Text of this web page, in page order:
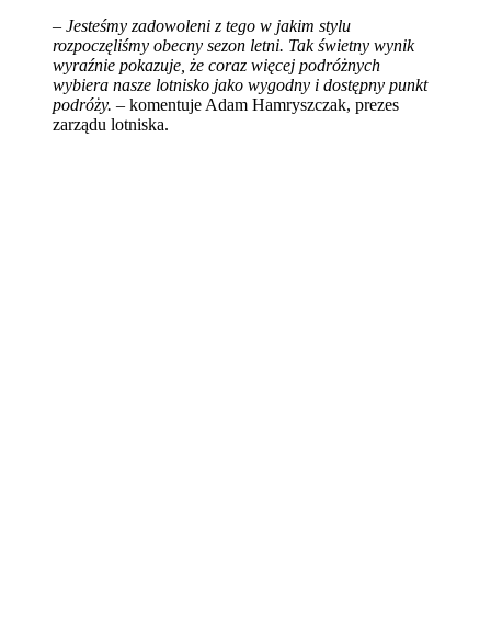
– Jesteśmy zadowoleni z tego w jakim stylu
rozpoczęliśmy obecny sezon letni. Tak świetny wynik
wyraźnie pokazuje, że coraz więcej podróżnych
wybiera nasze lotnisko jako wygodny i dostępny punkt
podróży. – komentuje Adam Hamryszczak, prezes
zarządu lotniska.